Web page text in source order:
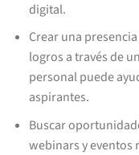
digital.
Crear una
logros a través de
personal puede
aspirantes.
Buscar
webinars y eventos